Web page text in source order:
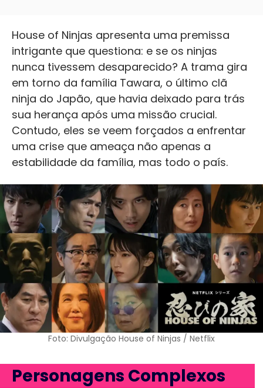
House of Ninjas apresenta uma premissa
intrigante que questiona: e se os ninjas
nunca tivessem desaparecido? A trama gira
em torno da família Tawara, o último clã
ninja do Japão, que havia deixado para trás
sua herança após uma missão crucial.
Contudo, eles se veem forçados a enfrentar
uma crise que ameaça não apenas a
estabilidade da família, mas todo o país.
Foto: Divulgação House of Ninjas / Netflix
Personagens Complexos